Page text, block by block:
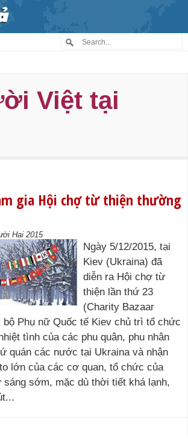
Việt tại
gia Hội chợ từ thiện thường
Hai 2015
Ngày 5/12/2015, tại
Kiev (Ukraina) đã
diễn ra Hội chợ từ
thiện lần thứ 23
(Charity Bazaar
bộ Phụ nữ Quốc tế Kiev chủ trì tổ chức
tình của các phu quân, phu nhân
quán các nước tại Ukraina và nhận
lớn của các cơ quan, tổ chức của
sáng sớm, mặc dù thời tiết khá lạnh,